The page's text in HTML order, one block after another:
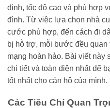
định, tốc độ cao và phù hợp
đình. Từ việc lựa chọn nhà
cước phù hợp, đến cách đi
bị hỗ trợ, mỗi bước đều quan
mạng hoàn hảo. Bài viết này
chi tiết và toàn diện nhất để
tốt nhất cho căn hộ của mình.
Các Tiêu Chí Quan